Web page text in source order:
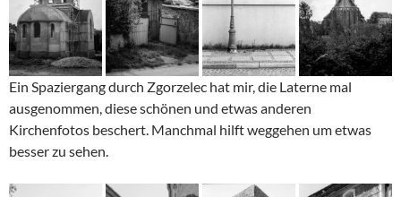
Ein Spaziergang durch Zgorzelec hat mir, die Laterne mal
ausgenommen, diese schönen und etwas anderen
Kirchenfotos beschert. Manchmal hilft weggehen um etwas
besser zu sehen.